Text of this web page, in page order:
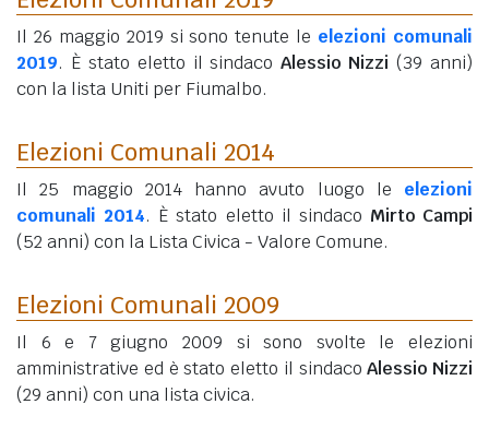
Il 26 maggio 2019 si sono tenute le elezioni comunali
2019. È stato eletto il sindacoAlessio Nizzi (39 anni)
con la lista Uniti per Fiumalbo.
Elezioni Comunali 2014
Il 25 maggio 2014 hanno avuto luogo le elezioni
comunali 2014. È stato eletto il sindaco Mirto Campi
(52 anni) con la Lista Civica - Valore Comune.
Elezioni Comunali 2009
Il 6 e 7 giugno 2009 si sono svolte le elezioni
amministrative ed è stato eletto il sindacoAlessio Nizzi
(29 anni) con una lista civica.